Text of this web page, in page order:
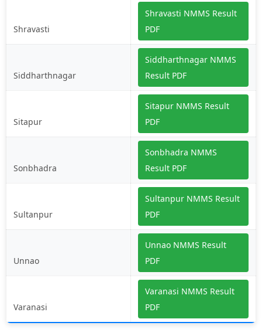
Shravasti
Shravasti NMMS Result
PDF
Siddharthnagar
Siddharthnagar NMMS
Result PDF
Sitapur
Sitapur NMMS Result
PDF
Sonbhadra
Sonbhadra NMMS
Result PDF
Sultanpur
Sultanpur NMMS Result
PDF
Unnao
Unnao NMMS Result
PDF
Varanasi
Varanasi NMMS Result
PDF